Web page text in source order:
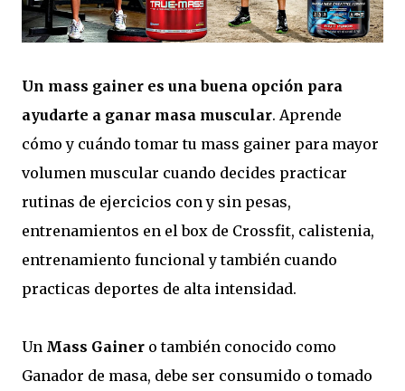
Un mass gainer es una buena opción para
ayudarte a ganar masa muscular. Aprende
cómo y cuándo tomar tu mass gainer para mayor
volumen muscular cuando decides practicar
rutinas de ejercicios con y sin pesas,
entrenamientos en el box de Crossfit, calistenia,
entrenamiento funcional y también cuando
practicas deportes de alta intensidad.
Un Mass Gainer o también conocido como
Ganador de masa, debe ser consumido o tomado